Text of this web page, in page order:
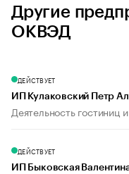
Другие
ОКВЭД
ДЕЙСТВУЕТ
ИП Кулаковский Петр
Деятельность гостиниц
ДЕЙСТВУЕТ
ИП Быковская